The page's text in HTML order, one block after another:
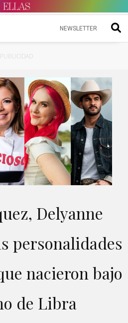
NEWSLETTER
PUBLICIDAD
Delyanne
personalidades
nacieron bajo
de Libra